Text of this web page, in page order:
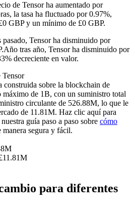
como garantía
de Tensor ha aumentado por
la tasa ha fluctuado por 0.97%,
GBP y un mínimo de £0 GBP.
Tensor ha disminuido por
Año tras año, Tensor ha disminuido por
decreciente en valor.
Tensor
construida sobre la blockchain de
máximo de 1B, con un suministro total
circulante de 526.88M, lo que le
de 11.81M. Haz clic aquí para
guía paso a paso sobre cómo
manera segura y fácil.
11.81M
para diferentes